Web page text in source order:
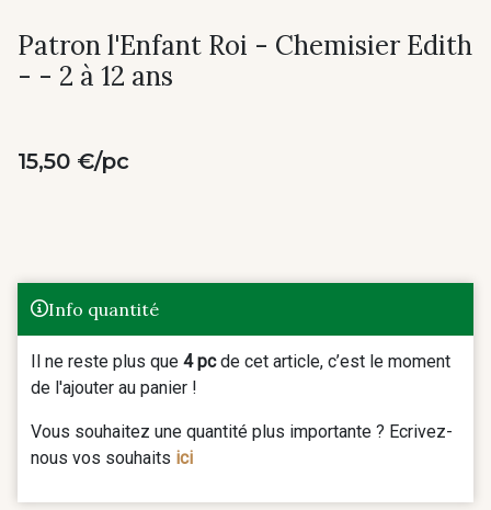
Patron l'Enfant Roi - Chemisier Edith
- - 2 à 12 ans
15,50 €/pc
Info quantité
Il ne reste plus que 4 pcde cet article, c’est le moment
de l'ajouter au panier !
Vous souhaitez une quantité plus importante ? Ecrivez-
nous vos souhaits ici